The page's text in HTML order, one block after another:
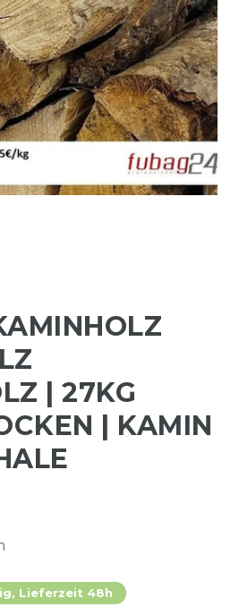
| 27KG
| KAMIN
Lieferzeit 48h